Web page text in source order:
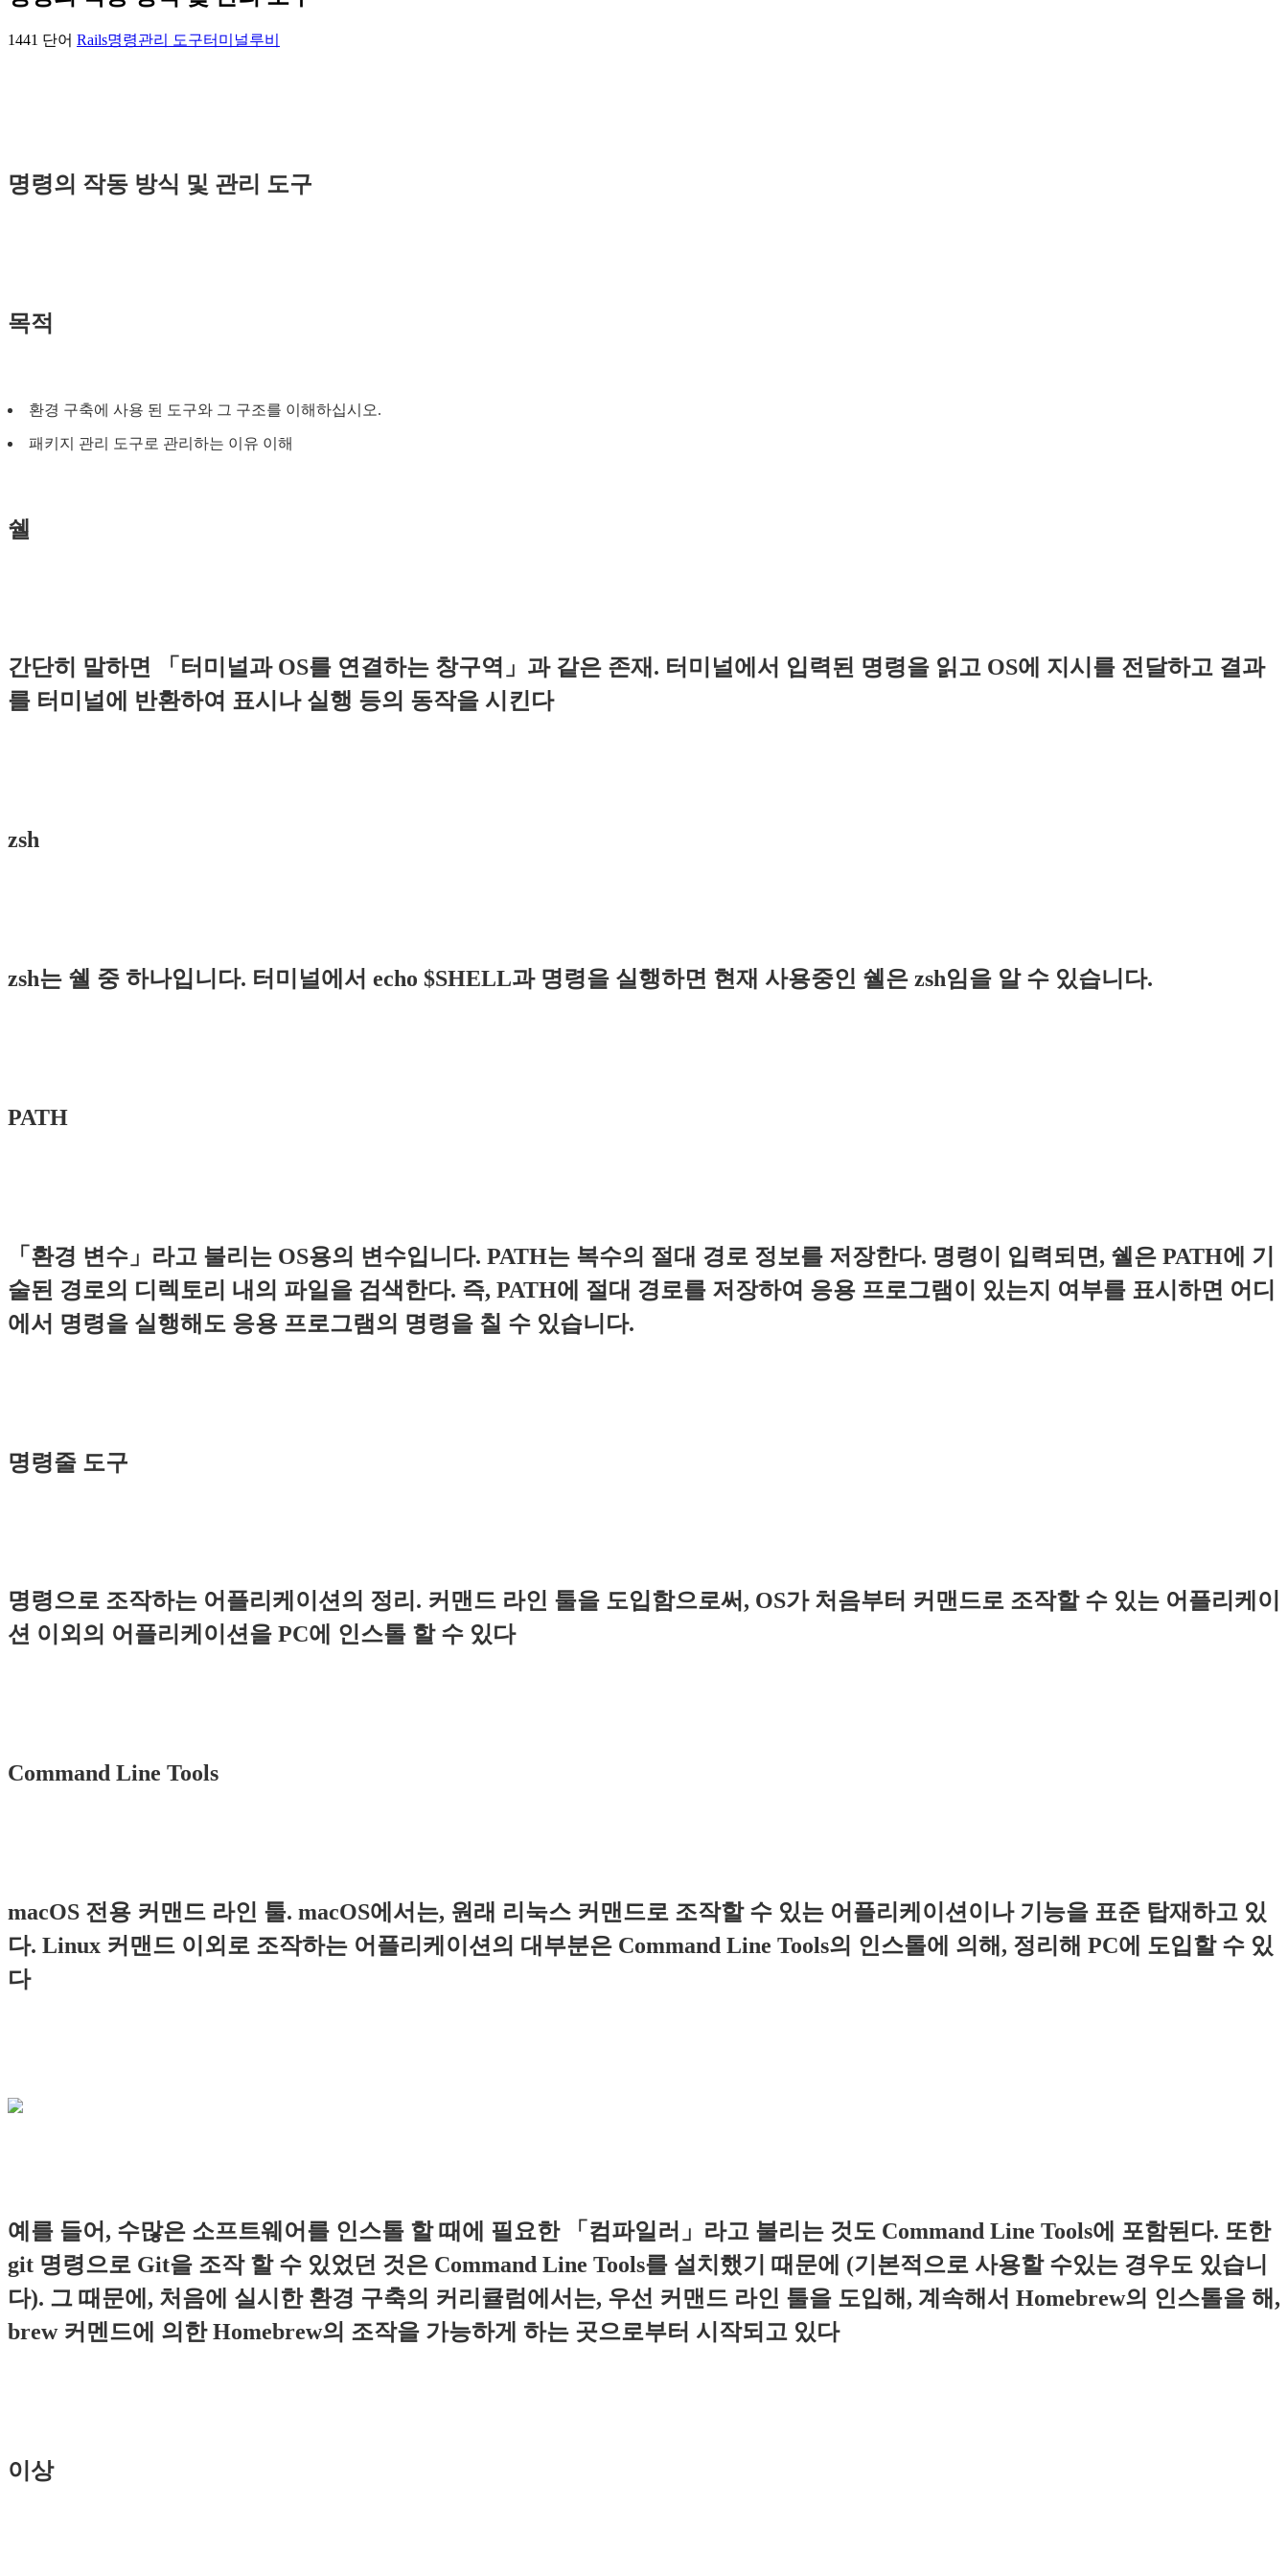
1441 단어 Rails명령관리 도구터미널루비
명령의 작동 방식 및 관리 도구
목적
환경 구축에 사용 된 도구와 그 구조를 이해하십시오.
패키지 관리 도구로 관리하는 이유 이해
쉘
간단히 말하면 「터미널과 OS를 연결하는 창구역」과 같은 존재. 터미널에서 입력된 명령을 읽고 OS에 지시를 전달하고 결과
를 터미널에 반환하여 표시나 실행 등의 동작을 시킨다
zsh
zsh는 쉘 중 하나입니다. 터미널에서 echo $SHELL과 명령을 실행하면 현재 사용중인 쉘은 zsh임을 알 수 있습니다.
PATH
「환경 변수」라고 불리는 OS용의 변수입니다. PATH는 복수의 절대 경로 정보를 저장한다. 명령이 입력되면, 쉘은 PATH에 기
술된 경로의 디렉토리 내의 파일을 검색한다. 즉, PATH에 절대 경로를 저장하여 응용 프로그램이 있는지 여부를 표시하면 어디
에서 명령을 실행해도 응용 프로그램의 명령을 칠 수 있습니다.
명령줄 도구
명령으로 조작하는 어플리케이션의 정리. 커맨드 라인 툴을 도입함으로써, OS가 처음부터 커맨드로 조작할 수 있는 어플리케이
션 이외의 어플리케이션을 PC에 인스톨 할 수 있다
Command Line Tools
macOS 전용 커맨드 라인 툴. macOS에서는, 원래 리눅스 커맨드로 조작할 수 있는 어플리케이션이나 기능을 표준 탑재하고 있
다. Linux 커맨드 이외로 조작하는 어플리케이션의 대부분은 Command Line Tools의 인스톨에 의해, 정리해 PC에 도입할 수 있
다
예를 들어, 수많은 소프트웨어를 인스톨 할 때에 필요한 「컴파일러」라고 불리는 것도 Command Line Tools에 포함된다. 또한
git 명령으로 Git을 조작 할 수 있었던 것은 Command Line Tools를 설치했기 때문에 (기본적으로 사용할 수있는 경우도 있습니
다). 그 때문에, 처음에 실시한 환경 구축의 커리큘럼에서는, 우선 커맨드 라인 툴을 도입해, 계속해서 Homebrew의 인스톨을 해,
brew 커멘드에 의한 Homebrew의 조작을 가능하게 하는 곳으로부터 시작되고 있다
이상